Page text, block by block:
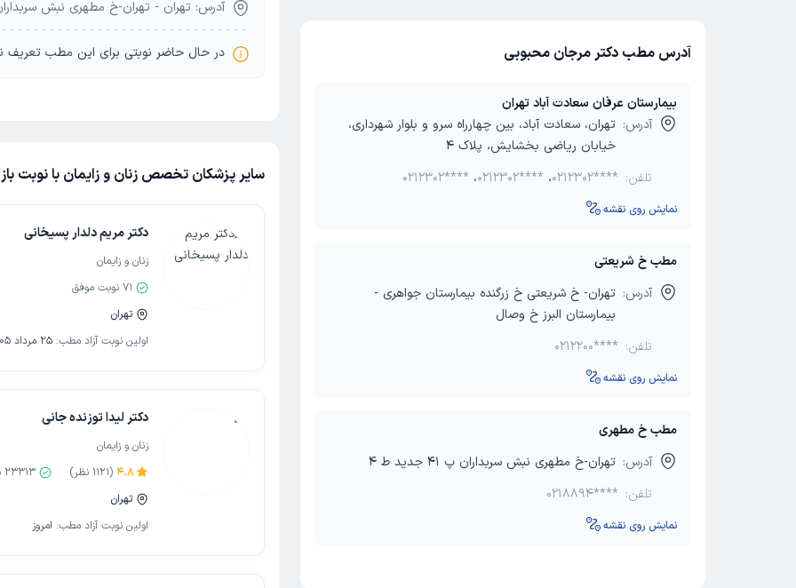
آدرس: تهران - تهران-خ مطهری نبش سربداران پ 41
در حال حاضر نوبتی برای این مطب تعریف
سایر پزشکان تخصص زنان و زایمان با نوبت
دکتر مریم دلدار پسیخانی
زنان و زایمان
71 نوبت موفق
تهران
اولین نوبت آزاد مطب: 25 مرداد 1405
دکتر لیدا توزنده جانی
زنان و زایمان
4.8
(
1121 نظر) 23313
تهران
اولین نوبت آزاد مطب: امروز
آدرس مطب دکتر مرجان محبوبی
بیمارستان عرفان سعادت آباد تهران
آدرس: تهران، سعادت آباد، بین چهارراه سرو و بلوار شهرداری،
خیابان ریاضی بخشایش، پلاک 4
تلفن:
0212302**** ،0212302**** ،0212302****
نمایش روی نقشه
مطب خ شریعتی
آدرس: تهران- خ شریعتی خ زرگنده بیمارستان جواهری -
بیمارستان البرز خ وصال
تلفن: 0212200****
نمایش روی نقشه
مطب خ مطهری
آدرس: تهران-خ مطهری نبش سربداران پ 41 جدید ط 4
تلفن: 0218894****
نمایش روی نقشه